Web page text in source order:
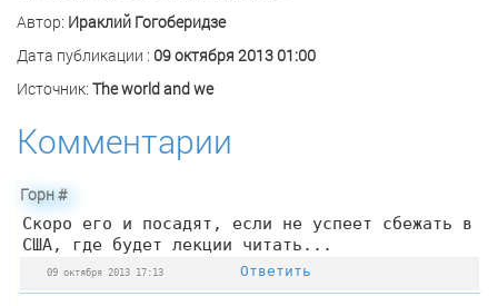
Автор: Ираклий Гогоберидзе
Дата публикации : 09 октября 2013 01:00
Источник: The world and we
Комментарии
Горн#
Скоро его и посадят, если не успеет сбежать в
США, где будет лекции читать...
09 октября 2013 17:13 Ответить